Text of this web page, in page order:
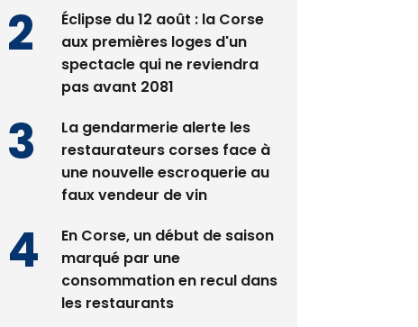
Éclipse du 12 août : la Corse
aux premières loges d'un
spectacle qui ne reviendra
pas avant 2081
La gendarmerie alerte les
restaurateurs corses face à
une nouvelle escroquerie au
faux vendeur de vin
En Corse, un début de saison
marqué par une
consommation en recul dans
les restaurants